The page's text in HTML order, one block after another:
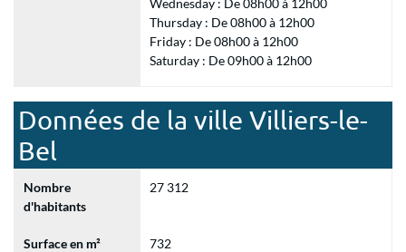
Wednesday : De 08h00 à 12h00
Thursday : De 08h00 à 12h00
Friday : De 08h00 à 12h00
Saturday : De 09h00 à 12h00
Données de la ville Villiers-le-
Bel
Nombre
d'habitants
27 312
Surface en m² 732